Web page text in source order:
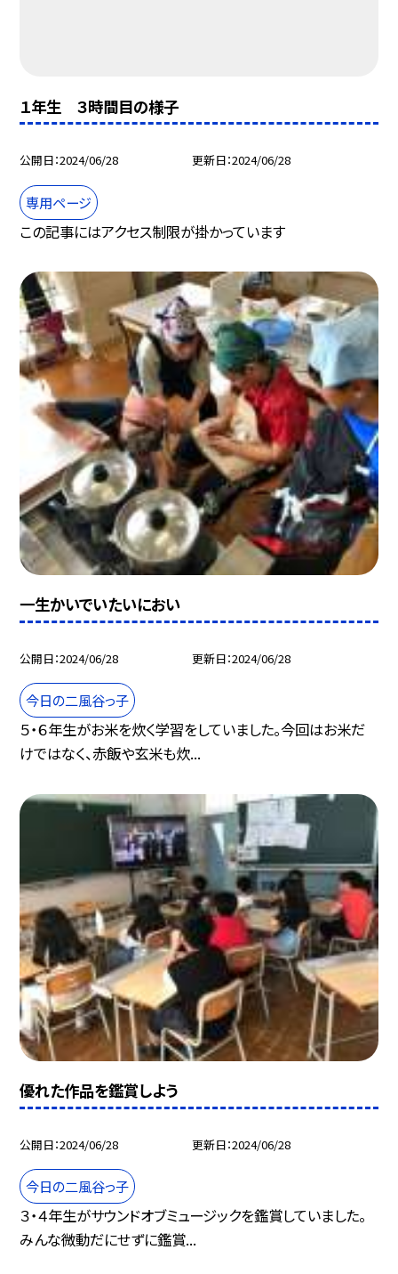
１年生 ３時間目の様子
公開日 2024/06/28 更新日 2024/06/28
専用ページ
この記事にはアクセス制限が掛かっています
一生かいでいたいにおい
公開日 2024/06/28 更新日 2024/06/28
今日の二風谷っ子
５・６年生がお米を炊く学習をしていました。今回はお米だ
けではなく、赤飯や玄米も炊...
優れた作品を鑑賞しよう
公開日 2024/06/28 更新日 2024/06/28
今日の二風谷っ子
３・４年生がサウンドオブミュージックを鑑賞していました。
みんな微動だにせずに鑑賞...